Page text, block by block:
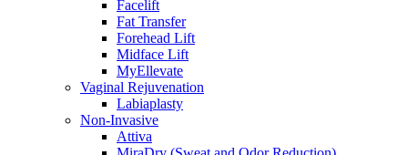
Facelift
Fat Transfer
Forehead Lift
Midface Lift
MyEllevate
Vaginal Rejuvenation
Labiaplasty
Non-Invasive
Attiva